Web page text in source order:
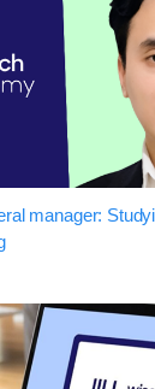
manager: